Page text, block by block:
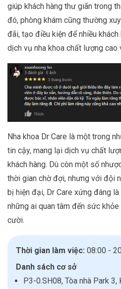
giúp khách hàng thư giãn trong
đó, phòng khám cũng thường
đãi, tạo điều kiện để nhiều
dịch vụ nha khoa chất lượng cao
Nha khoa Dr Care là một trong
tin cậy, mang lại dịch vụ chất
khách hàng. Dù còn một số
thời gian chờ đợi, nhưng với đội
bị hiện đại, Dr Care xứng đáng
những ai quan tâm đến sức
cười.
Thời gian làm việc: 08:00 -
Danh sách cơ sở
P3-0.SH08, Tòa nhà Park